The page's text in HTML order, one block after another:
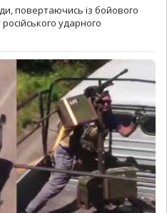
повертаючись із бойового
ударного